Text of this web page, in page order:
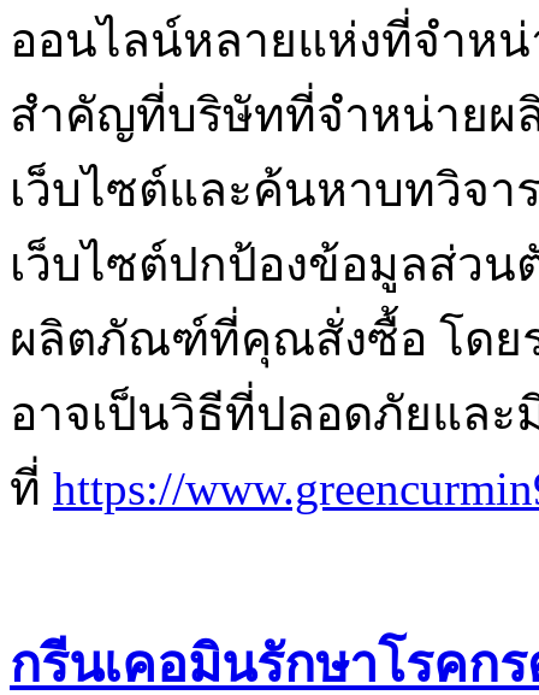
ออนไลน์หลายแห่งที่จำห
สำคัญที่บริษัทที่จำหน่ายผ
เว็บไซต์และค้นหาบทวิจ
เว็บไซต์ปกป้องข้อมูลส่ว
ผลิตภัณฑ์ที่คุณสั่งซื้อ โดยร
อาจเป็นวิธีที่ปลอดภัยแล
ที่ https://
กรีนเคอมินรักษาโรคก